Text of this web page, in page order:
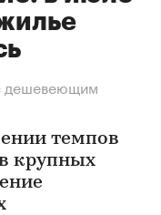
дешевеющим
темпов
крупных